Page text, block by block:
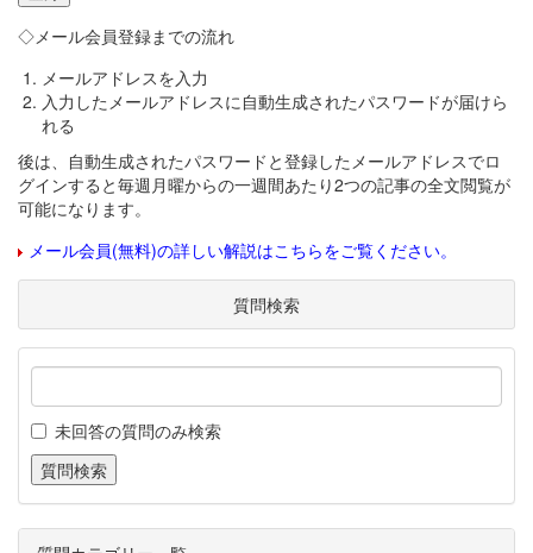
◇メール会員登録までの流れ
メールアドレスを入力
入力したメールアドレスに自動生成されたパスワードが届けら
れる
後は、自動生成されたパスワードと登録したメールアドレスでロ
グインすると毎週月曜からの一週間あたり2つの記事の全文閲覧が
可能になります。
メール会員(無料)の詳しい解説はこちらをご覧ください。
質問検索
未回答の質問のみ検索